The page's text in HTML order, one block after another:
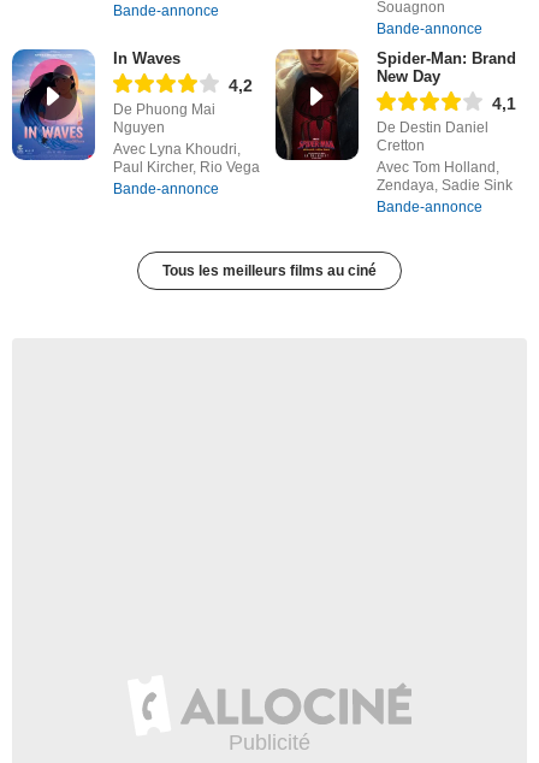
Bande-annonce
Souagnon
Bande-annonce
In Waves
4,2
De Phuong Mai
Nguyen
Avec Lyna Khoudri,
Paul Kircher, Rio Vega
Bande-annonce
Spider-Man: Brand
New Day
4,1
De Destin Daniel
Cretton
Avec Tom Holland,
Zendaya, Sadie Sink
Bande-annonce
Tous les meilleurs films au ciné